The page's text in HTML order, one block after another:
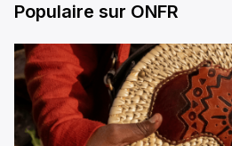
Populaire sur ONFR